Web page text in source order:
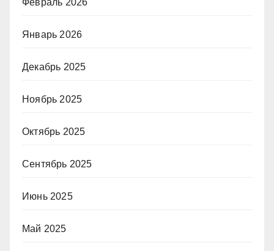
Февраль 2026
Январь 2026
Декабрь 2025
Ноябрь 2025
Октябрь 2025
Сентябрь 2025
Июнь 2025
Май 2025